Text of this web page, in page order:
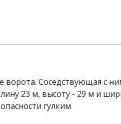
ворота. Соседствующая с
23 м, высоту - 29 м и
гулким